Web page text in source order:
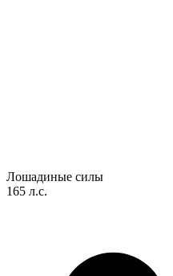
Лошадиные силы
165 л.с.